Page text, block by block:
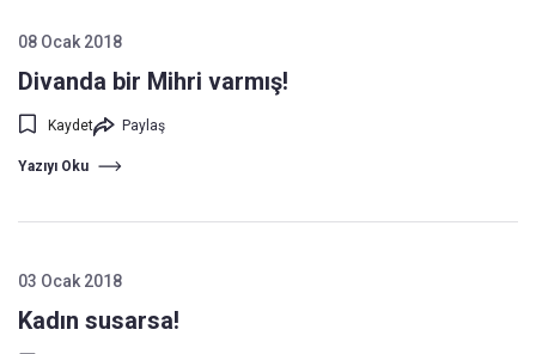
08 Ocak 2018
Divanda bir Mihri varmış!
Kaydet Paylaş
Yazıyı Oku
03 Ocak 2018
Kadın susarsa!